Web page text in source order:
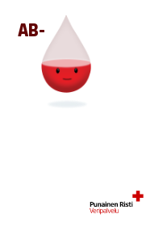
AB-